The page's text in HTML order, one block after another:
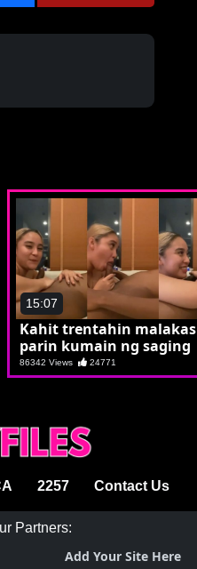
15:07
Kahit trentahin malakas
parin kumain ng saging
86342 Views 24771
2257 Contact Us
Partners:
Add Your Site Here